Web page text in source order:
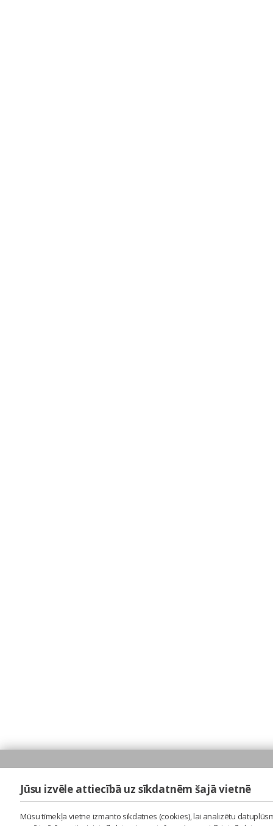
Jūsu izvēle attiecībā uz sīkdatnēm šajā vietnē
Mūsu tīmekļa vietne izmanto sīkdatnes (cookies), lai analizētu